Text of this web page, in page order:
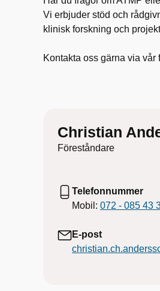
Vi erbjuder stöd och
klinisk forskning och
Kontakta oss gärna via vår
Christian
Föreståndare
Telefonnummer
Mobil: 072 - 085 43
E-post